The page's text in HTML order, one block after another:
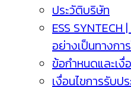
ประวัติบริษัท
ESS
อย่างเป็นทางกา
ข้อกำหนดและเ
เงื่อนไขการรับป